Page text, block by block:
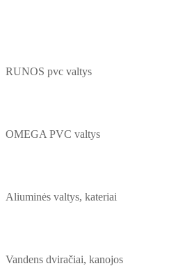
RUNOS pvc valtys
OMEGA PVC valtys
Aliuminės valtys, kateriai
Vandens dviračiai, kanojos